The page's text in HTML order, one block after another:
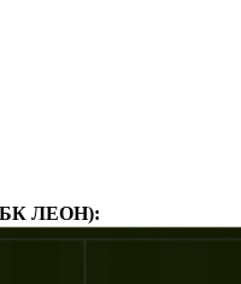
БК ЛЕОН):